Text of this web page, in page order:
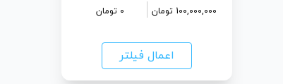
100,000,000 تومان 0 تومان
اعمال فیلتر